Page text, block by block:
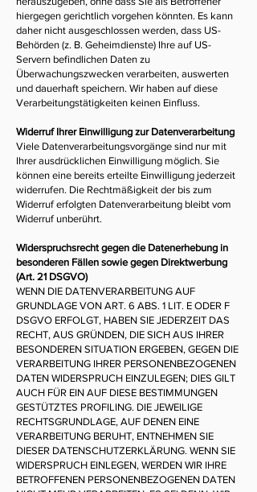
hiergegen gerichtlich vorgehen könnten. Es kann
daher nicht ausgeschlossen werden, dass US-
Behörden (z. B. Geheimdienste) Ihre auf US-
Servern befindlichen Daten zu
Überwachungszwecken verarbeiten, auswerten
und dauerhaft speichern. Wir haben auf diese
Verarbeitungstätigkeiten keinen Einfluss.
Widerruf Ihrer Einwilligung zur Datenverarbeitung
Viele Datenverarbeitungsvorgänge sind nur mit
Ihrer ausdrücklichen Einwilligung möglich. Sie
können eine bereits erteilte Einwilligung jederzeit
widerrufen. Die Rechtmäßigkeit der bis zum
Widerruf erfolgten Datenverarbeitung bleibt vom
Widerruf unberührt.
Widerspruchsrecht gegen die Datenerhebung in
besonderen Fällen sowie gegen Direktwerbung
(Art. 21 DSGVO)
WENN DIE DATENVERARBEITUNG AUF
GRUNDLAGE VON ART. 6 ABS. 1 LIT. E ODER F
DSGVO ERFOLGT, HABEN SIE JEDERZEIT DAS
RECHT, AUS GRÜNDEN, DIE SICH AUS IHRER
BESONDEREN SITUATION ERGEBEN, GEGEN DIE
VERARBEITUNG IHRER PERSONENBEZOGENEN
DATEN WIDERSPRUCH EINZULEGEN; DIES GILT
AUCH FÜR EIN AUF DIESE BESTIMMUNGEN
GESTÜTZTES PROFILING. DIE JEWEILIGE
RECHTSGRUNDLAGE, AUF DENEN EINE
VERARBEITUNG BERUHT, ENTNEHMEN SIE
DIESER DATENSCHUTZERKLÄRUNG. WENN SIE
WIDERSPRUCH EINLEGEN, WERDEN WIR IHRE
BETROFFENEN PERSONENBEZOGENEN DATEN